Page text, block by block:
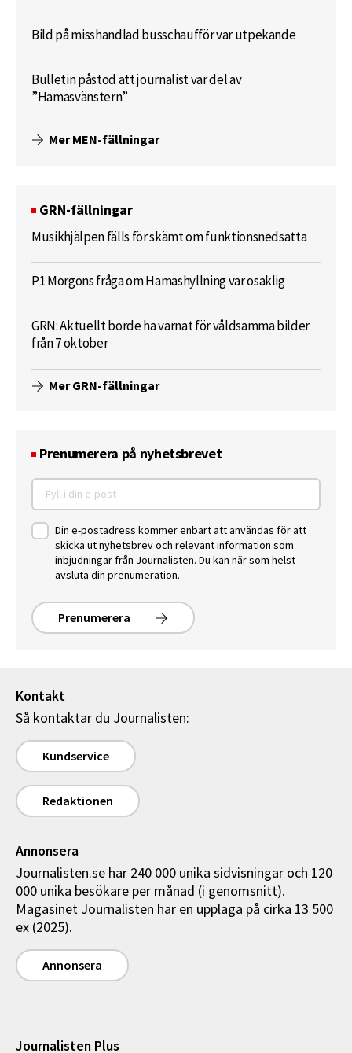
Bild på misshandlad busschaufför var utpekande
Bulletin påstod att journalist var del av
”Hamasvänstern”
Mer MEN-fällningar
GRN-fällningar
Musikhjälpen fälls för skämt om funktionsnedsatta
P1 Morgons fråga om Hamashyllning var osaklig
GRN: Aktuellt borde ha varnat för våldsamma bilder
från 7 oktober
Mer GRN-fällningar
Prenumerera på nyhetsbrevet
Din e-postadress kommer enbart att användas för att
skicka ut nyhetsbrev och relevant information som
inbjudningar från Journalisten. Du kan när som helst
avsluta din prenumeration.
Prenumerera
Kontakt
Så kontaktar du Journalisten:
Kundservice
Redaktionen
Annonsera
Journalisten.se har 240 000 unika sidvisningar och 120
000 unika besökare per månad (i genomsnitt).
Magasinet Journalisten har en upplaga på cirka 13 500
ex (2025).
Annonsera
Journalisten Plus